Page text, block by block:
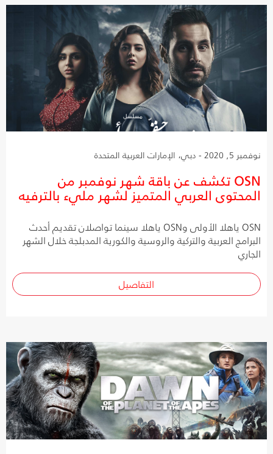
نوفمبر 5, 2020 - دبي، الإمارات العربية المتحدة
OSN تكشف عن باقة شهر نوفمبر من
المحتوى العربي المتميز لشهر مليء بالترفيه
OSN ياهلا الأولى وOSN ياهلا سينما تواصلان تقديم أحدث
البرامج العربية والتركية والروسية والكورية المدبلجة خلال الشهر
الجاري
التفاصيل